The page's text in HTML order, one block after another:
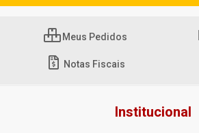
Meus Pedidos
Notas Fiscais
Institucional